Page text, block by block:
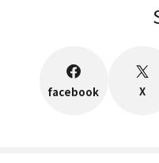
facebook X